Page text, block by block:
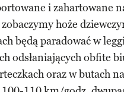
i zahartowane
hoże
będą paradować w
odsłaniających obfite
oraz w butach